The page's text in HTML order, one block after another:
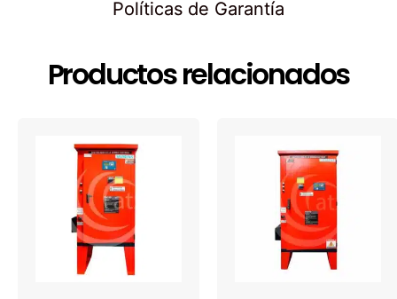
Políticas de Garantía
Productos relacionados